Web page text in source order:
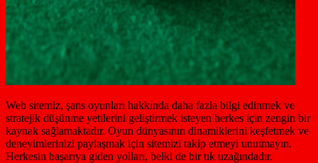
Web sitemiz, şans oyunları hakkında daha fazla bilgi edinmek ve
stratejik düşünme yetilerini geliştirmek isteyen herkes için zengin bir
kaynak sağlamaktadır. Oyun dünyasının dinamiklerini keşfetmek ve
deneyimlerinizi paylaşmak için sitemizi takip etmeyi unutmayın.
Herkesin başarıya giden yolları, belki de bir tık uzağındadır.